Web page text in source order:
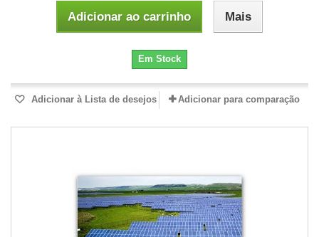
Adicionar ao carrinho Mais
Em Stock
Adicionar à Lista de desejos Adicionar para comparação